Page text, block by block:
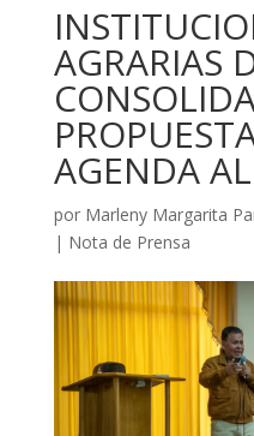
AGRARIAS
AGENDA
por Marleny Margarita
| Nota de Prensa